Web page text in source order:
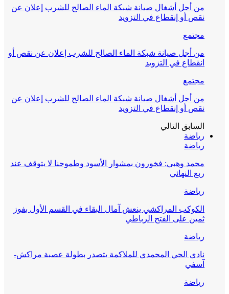
من أجل أشغال صيانة شبكة الماء الصالح للشرب إعلان عن
نقص أو إنقطاع في التزويد
مجتمع
من أجل صيانة شبكة الماء الصالح للشرب إعلان عن نقص أو
انقطاع في التزويد
مجتمع
من أجل أشغال صيانة شبكة الماء الصالح للشرب إعلان عن
نقص أو إنقطاع في التزويد
السابق التالي
رياضة
رياضة
محمد وهبي: فخورون بمشوار الأسود وطموحنا لا يتوقف عند
ربع النهائي
رياضة
الكوكب المراكشي ينعش آمال البقاء في القسم الأول بفوز
ثمين على الفتح الرباطي
رياضة
نادي الحي المحمدي للملاكمة يتصدر بطولة عصبة مراكش-
آسفي
رياضة